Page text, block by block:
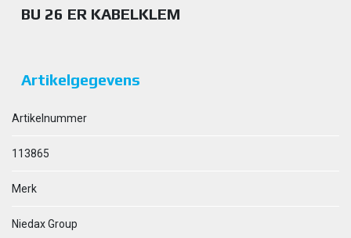
BU 26 ER KABELKLEM
Artikelgegevens
Artikelnummer
113865
Merk
Niedax Group